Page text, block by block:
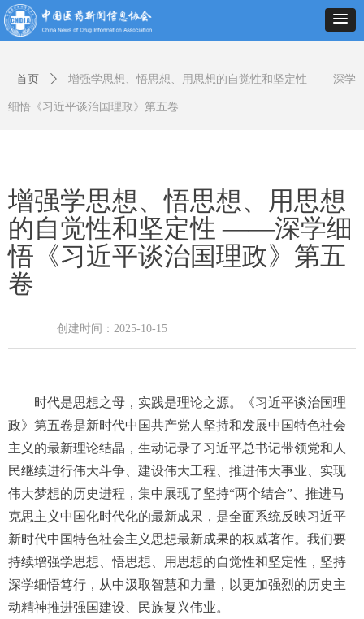
增强学思想、悟思想、用思想
的自觉性和坚定性 ——深学细
悟《习近平谈治国理政》第五
卷
时代是思想之母，实践是理论之源。《习近平谈治国理
政》第五卷是新时代中国共产党人坚持和发展中国特色社会
主义的最新理论结晶，生动记录了习近平总书记带领党和人
民继续进行伟大斗争、建设伟大工程、推进伟大事业、实现
伟大梦想的历史进程，集中展现了坚持“两个结合”、推进马
克思主义中国化时代化的最新成果，是全面系统反映习近平
新时代中国特色社会主义思想最新成果的权威著作。我们要
持续增强学思想、悟思想、用思想的自觉性和坚定性，坚持
深学细悟笃行，从中汲取智慧和力量，以更加强烈的历史主
动精神推进强国建设、民族复兴伟业。
创建时间： 2025-10-15
首页 ꄲ 增强学思想、悟思想、用思想的自觉性和坚定性 ——深学
细悟《习近平谈治国理政》第五卷